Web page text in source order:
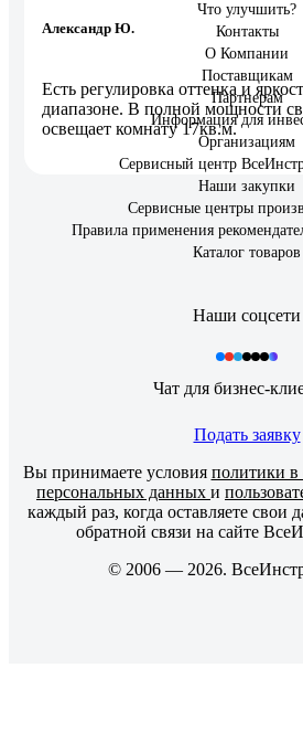
Александр Ю.
Есть регулировка оттенка и
диапазоне. В полной мощности
освещает комнату 17кв.м.
Что улучшить?
Контакты
О Компании
Поставщикам
Партнерам
Информация для
Организациям
Сервисный центр
Наши закупки
Сервисные центры
Правила применения
Каталог товаров
Наши соцсети
Чат для бизнес-
Подать заявку
Вы принимаете условия политики в
персональных данных и
каждый раз, когда оставляете
обратной связи на сайте
© 2006 — 2026.